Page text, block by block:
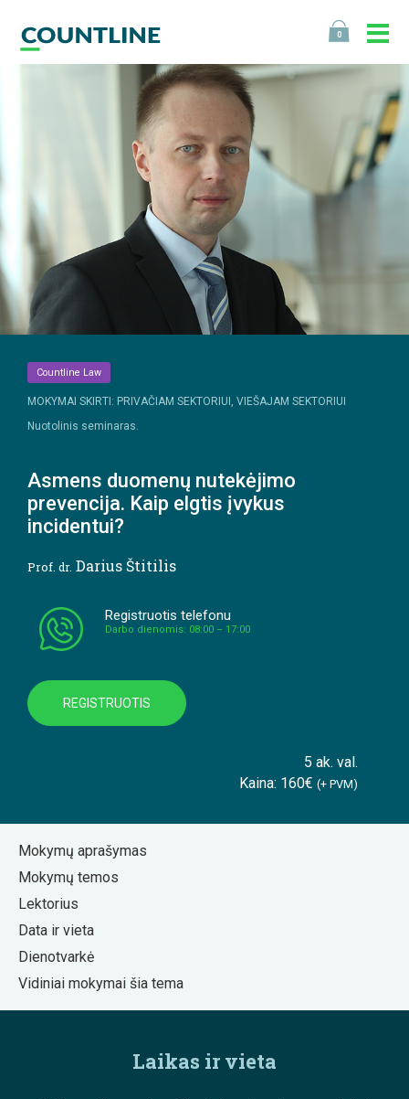
0
Countline Law
MOKYMAI SKIRTI: PRIVAČIAM SEKTORIUI, VIEŠAJAM SEKTORIUI
Nuotolinis seminaras.
Asmens duomenų nutekėjimo
prevencija. Kaip elgtis įvykus
incidentui?
Prof. dr. Darius Štitilis
Registruotis telefonu
Darbo dienomis: 08:00 – 17:00
REGISTRUOTIS
5 ak. val.
Kaina: 160€ (+ PVM)
Mokymų aprašymas
Mokymų temos
Lektorius
Data ir vieta
Dienotvarkė
Vidiniai mokymai šia tema
Laikas ir vieta